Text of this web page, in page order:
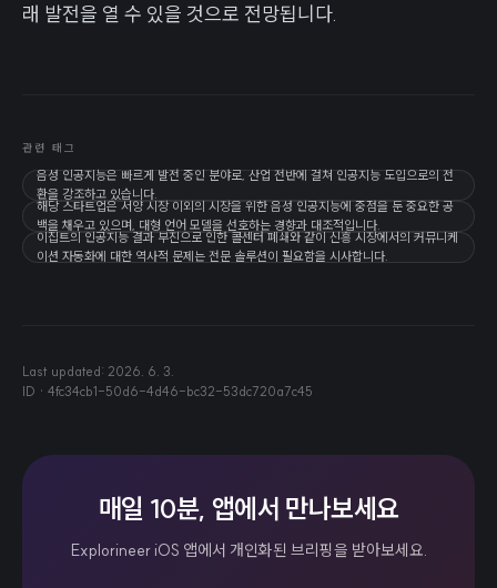
래 발전을 열 수 있을 것으로 전망됩니다.
관련 태그
음성 인공지능은 빠르게 발전 중인 분야로, 산업 전반에 걸쳐 인공지능 도입으로의 전
환을 강조하고 있습니다.
해당 스타트업은 서양 시장 이외의 시장을 위한 음성 인공지능에 중점을 둔 중요한 공
백을 채우고 있으며, 대형 언어 모델을 선호하는 경향과 대조적입니다.
이집트의 인공지능 결과 부진으로 인한 콜센터 폐쇄와 같이 신흥 시장에서의 커뮤니케
이션 자동화에 대한 역사적 문제는 전문 솔루션이 필요함을 시사합니다.
Last updated: 2026. 6. 3.
ID · 4fc34cb1-50d6-4d46-bc32-53dc720a7c45
매일 10분, 앱에서 만나보세요
Explorineer iOS 앱에서 개인화된 브리핑을 받아보세요.